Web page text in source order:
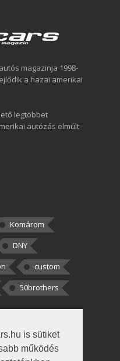
is sütiket
működés
magazinja 1998-
a hazai amerikai
legtöbbet
autózás elmúlt
Komárom
DNY
custom
50brothers
Én csak két
hogy fél autót,